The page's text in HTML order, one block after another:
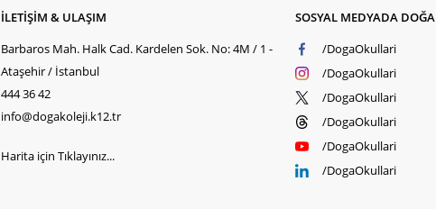
İLETİŞİM & ULAŞIM
Barbaros Mah. Halk Cad. Kardelen Sok. No: 4M / 1 -
Ataşehir / İstanbul
444 36 42
info@dogakoleji.k12.tr
Harita için Tıklayınız...
SOSYAL MEDYADA DOĞA
/DogaOkullari
/DogaOkullari
/DogaOkullari
/DogaOkullari
/DogaOkullari
/DogaOkullari